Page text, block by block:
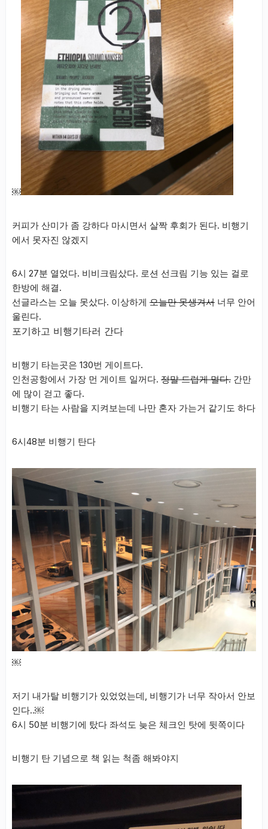
￼
커피가 산미가 좀 강하다 마시면서 살짝 후회가 된다. 비행기
에서 못자진 않겠지
6시 27분 열었다. 비비크림샀다. 로션 선크림 기능 있는 걸로
한방에 해결.
선글라스는 오늘 못샀다. 이상하게 오늘만 못생겨서 너무 안어
울린다.
포기하고 비행기타러 간다
비행기 타는곳은 130번 게이트다.
인천공항에서 가장 먼 게이트 일꺼다. 정말 드럽게 멀다. 간만
에 많이 걷고 좋다.
비행기 타는 사람을 지켜보는데 나만 혼자 가는거 같기도 하다
6시48분 비행기 탄다
￼
저기 내가탈 비행기가 있었었는데, 비행기가 너무 작아서 안보
인다..￼
6시 50분 비행기에 탔다 좌석도 늦은 체크인 탓에 뒷쪽이다
비행기 탄 기념으로 책 읽는 척좀 해봐야지